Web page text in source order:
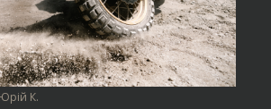
Юрій К.